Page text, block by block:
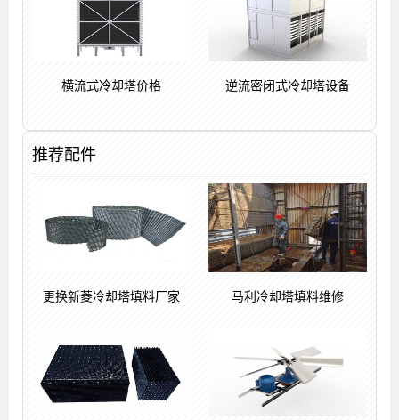
横流式冷却塔价格 逆流密闭式冷却塔设备
推荐配件
更换新菱冷却塔填料厂家 马利冷却塔填料维修